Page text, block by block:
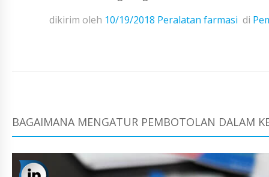
dikirim oleh 10/19/2018 Peralatan farmasi di
BAGAIMANA MENGATUR PEMBOTOLAN DALAM